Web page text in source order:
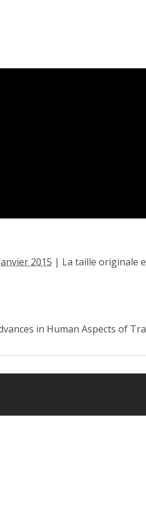
2015 | La taille originale
in Human Aspects of